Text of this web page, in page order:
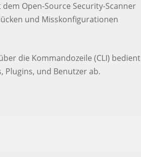
Open-Source Security-Scanner
und Misskonfigurationen
die Kommandozeile (CLI) bedient
Plugins, und Benutzer ab.